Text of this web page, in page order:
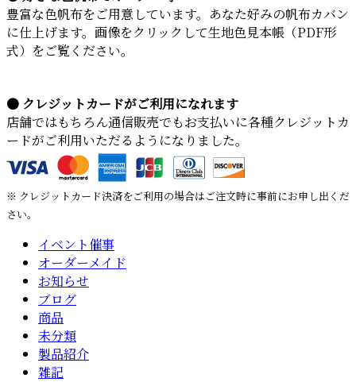
豊富な色帆布をご用意しています。あなた好みの帆布カバン
に仕上げます。画像をクリックして生地色見本帳（PDF形
式）をご覧ください。
● クレジットカードがご利用になれます
店舗ではもちろん通信販売でもお支払いに各種クレジットカ
ードがご利用いただるようになりました。
※ クレジットカード決済をご利用の場合はご注文時に事前にお申し出くだ
さい。
イベント催事
オーダーメイド
お知らせ
ブログ
商品
未分類
製品紹介
雑記